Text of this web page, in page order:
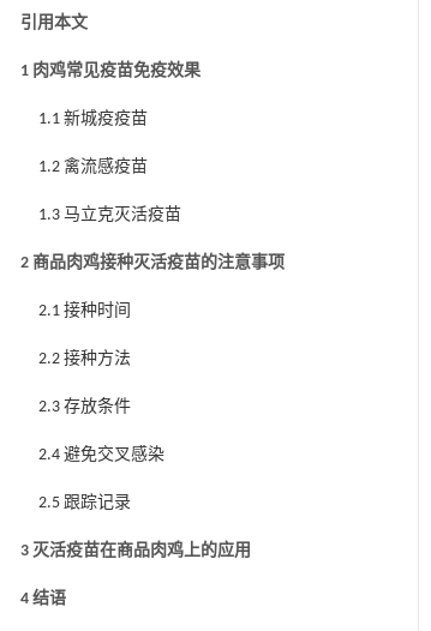
引用本文
1 肉鸡常见疫苗免疫效果
1.1 新城疫疫苗
1.2 禽流感疫苗
1.3 马立克灭活疫苗
2 商品肉鸡接种灭活疫苗的注意事项
2.1 接种时间
2.2 接种方法
2.3 存放条件
2.4 避免交叉感染
2.5 跟踪记录
3 灭活疫苗在商品肉鸡上的应用
4 结语